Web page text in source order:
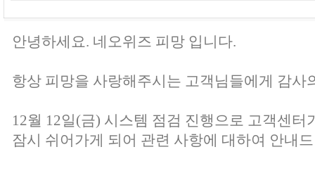
안녕하세요. 네오위즈 피망 입니다.
항상 피망을 사랑해주시는 고객님들에게 감사
12월 12일(금) 시스템 점검 진행으로 고객센터
잠시 쉬어가게 되어 관련 사항에 대하여 안내